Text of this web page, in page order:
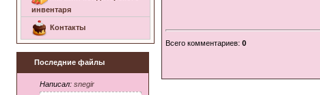
инвентаря
Контакты
Последние файлы
Написал: snegir
Всего комментариев: 0